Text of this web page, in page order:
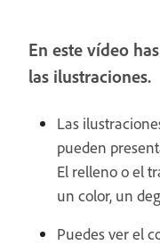
En este vídeo
las ilustraciones.
Las
pueden
El relleno o el
un color, un
Puedes ver el